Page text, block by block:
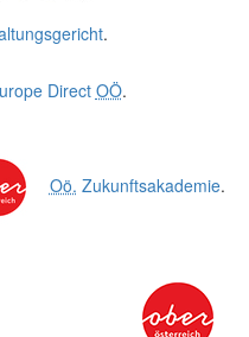
.
Direct OÖ.
Oö. Zukunftsakademie.